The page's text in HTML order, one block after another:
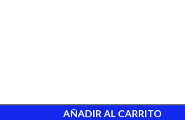
AÑADIR AL CARRITO